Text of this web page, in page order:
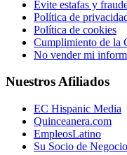
Evite estafas y
Política de
Política de cookies
Cumplimiento de la
No vender mi
Nuestros Afiliados
EC Hispanic Media
Quinceanera.com
EmpleosLatino
Su Socio de